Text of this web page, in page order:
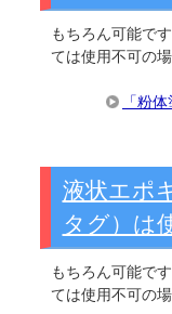
もちろん可能で
ては使用不可の
「粉
液状エポ
タグ）は
もちろん可能で
ては使用不可の